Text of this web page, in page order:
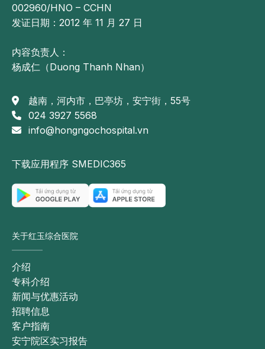
002960/HNO – CCHN
发证日期：2012 年 11 月 27 日
内容负责人：
杨成仁（Duong Thanh Nhan）
越南，河内市，巴亭坊，安宁街，55号
024 3927 5568
info@hongngochospital.vn
下载应用程序 SMEDIC365
关于红玉综合医院
介绍
专科介绍
新闻与优惠活动
招聘信息
客户指南
安宁院区实习报告